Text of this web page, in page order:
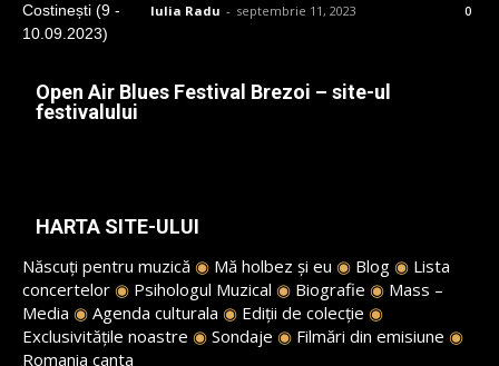
Iulia Radu - septembrie 11, 2023 0
Open Air Blues Festival Brezoi – site-ul
festivalului
HARTA SITE-ULUI
Născuți pentru muzică ◉ Mă holbez și eu ◉ Blog ◉ Lista
concertelor ◉ Psihologul Muzical ◉ Biografie ◉ Mass –
Media ◉ Agenda culturala ◉ Ediții de colecție ◉
Exclusivitățile noastre ◉ Sondaje ◉ Filmări din emisiune ◉
Romania canta